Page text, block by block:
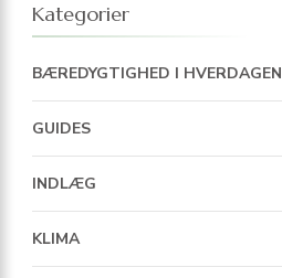
Kategorier
BÆREDYGTIGHED I HVERDAGEN
GUIDES
INDLÆG
KLIMA